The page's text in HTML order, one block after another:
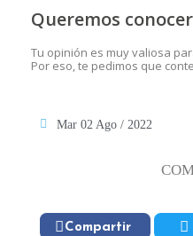
Queremos
Tu opinión es muy valiosa
Por eso, te pedimos que
Mar 02 Ago / 2022
Compartir